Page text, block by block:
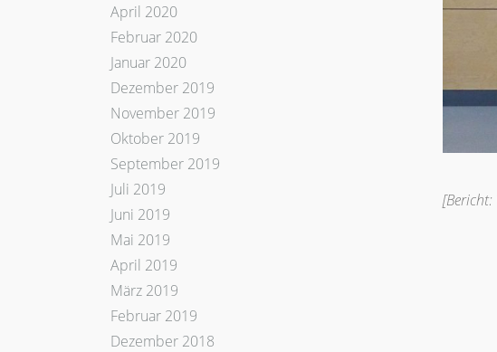
April 2020
Februar 2020
Januar 2020
Dezember 2019
November 2019
Oktober 2019
September 2019
Juli 2019
Juni 2019
Mai 2019
April 2019
März 2019
Februar 2019
Dezember 2018